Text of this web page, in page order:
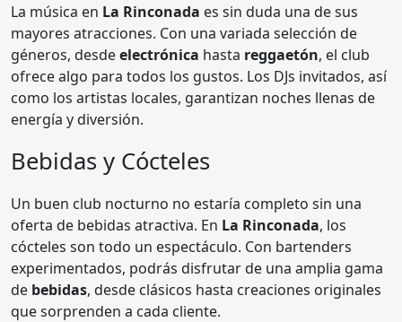
La música en La Rinconada es sin duda una de sus
mayores atracciones. Con una variada selección de
géneros, desdeelectrónica hasta reggaetón, el club
ofrece algo para todos los gustos. Los DJs invitados, así
como los artistas locales, garantizan noches llenas de
energía y diversión.
Bebidas y Cócteles
Un buen club nocturno no estaría completo sin una
oferta de bebidas atractiva. En La Rinconada, los
cócteles son todo un espectáculo. Con bartenders
experimentados, podrás disfrutar de una amplia gama
de bebidas, desde clásicos hasta creaciones originales
que sorprenden a cada cliente.